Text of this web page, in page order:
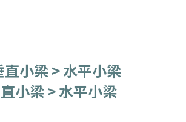
小梁 > 水平小梁
小梁 > 水平小梁